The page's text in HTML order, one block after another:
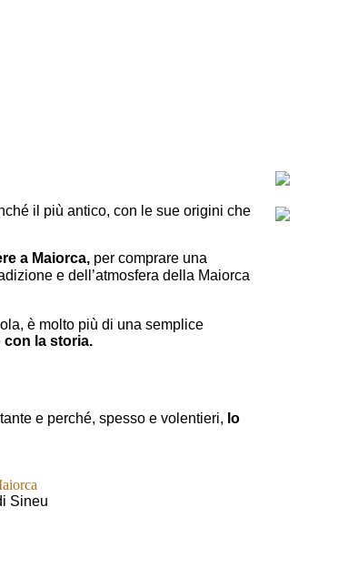
il più antico, con le sue origini che
a Maiorca, per comprare una
e dell’atmosfera della Maiorca
è molto più di una semplice
la storia.
e perché, spesso e volentieri, lo
Sineu